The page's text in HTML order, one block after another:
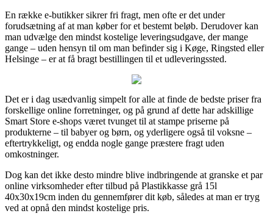
En række e-butikker sikrer fri fragt, men ofte er det under
forudsætning af at man køber for et bestemt beløb. Derudover kan
man udvælge den mindst kostelige leveringsudgave, der mange
gange – uden hensyn til om man befinder sig i Køge, Ringsted eller
Helsinge – er at få bragt bestillingen til et udleveringssted.
Det er i dag usædvanlig simpelt for alle at finde de bedste priser fra
forskellige online forretninger, og på grund af dette har adskillige
Smart Store e-shops været tvunget til at stampe priserne på
produkterne – til babyer og børn, og yderligere også til voksne –
eftertrykkeligt, og endda nogle gange præstere fragt uden
omkostninger.
Dog kan det ikke desto mindre blive indbringende at granske et par
online virksomheder efter tilbud på Plastikkasse grå 15l
40x30x19cm inden du gennemfører dit køb, således at man er tryg
ved at opnå den mindst kostelige pris.